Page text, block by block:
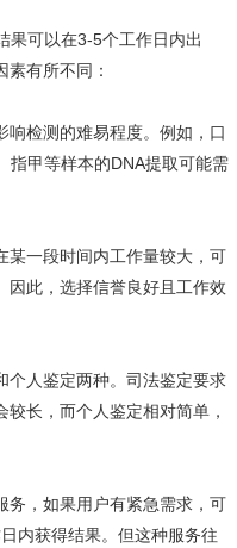
可以在3-5个工作日内出
有所不同：
检测的难易程度。例如，口
指甲等样本的DNA提取可能需
一段时间内工作量较大，可
因此，选择信誉良好且工作效
人鉴定两种。司法鉴定要求
长，而个人鉴定相对简单，
，如果用户有紧急需求，可
内获得结果。但这种服务往